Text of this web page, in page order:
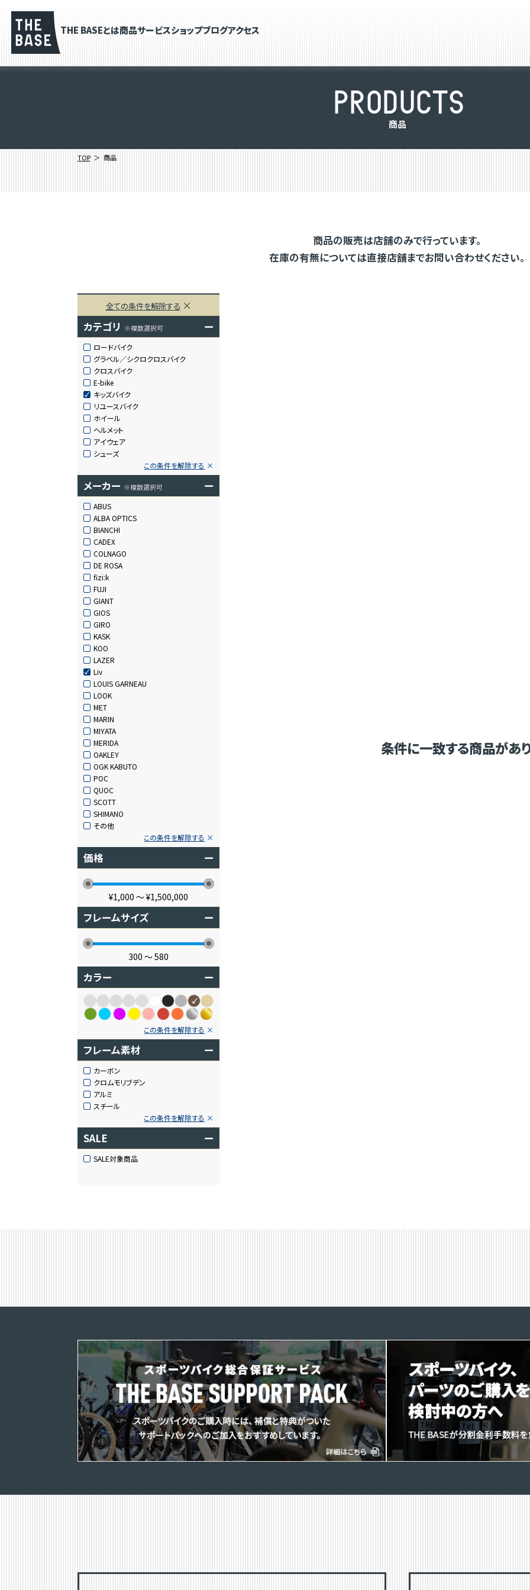
THE BASEとは商品サービスショップブログアクセス
PRODUCTS
商品
TOP 商品
商品の販売は店舗のみで行っています。
在庫の有無については直接店舗までお問い合わせください。
全ての条件を解除する
カテゴリ ※複数選択可 ー
ロードバイク
グラベル／シクロクロスバイク
クロスバイク
E-bike
キッズバイク
リユースバイク
ホイール
ヘルメット
アイウェア
シューズ
この条件を解除する
メーカー ※複数選択可 ー
ABUS
ALBA OPTICS
BIANCHI
CADEX
COLNAGO
DE ROSA
fizi:k
FUJI
GIANT
GIOS
GIRO
KASK
KOO
LAZER
Liv
LOUIS GARNEAU
LOOK
MET
MARIN
MIYATA
MERIDA
OAKLEY
OGK KABUTO
POC
QUOC
SCOTT
SHIMANO
その他
この条件を解除する
価格 ー
¥1,000 〜¥1,500,000
フレームサイズ ー
300 〜580
カラー ー
この条件を解除する
フレーム素材 ー
カーボン
クロムモリブデン
アルミ
スチール
この条件を解除する
SALE ー
SALE対象商品
条件に一致する商品があ